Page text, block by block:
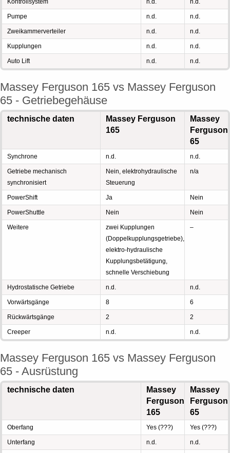
Kontrollsystem n.d. n.d.
Pumpe n.d. n.d.
Zweikammerverteiler n.d. n.d.
Kupplungen n.d. n.d.
Auto Lift n.d. n.d.
Massey Ferguson 165 vs Massey Ferguson
65 - Getriebegehäuse
technische daten
Massey Ferguson
165
Massey
Ferguson
65
Synchrone n.d. n.d.
Getriebe mechanisch
synchronisiert
Nein, elektrohydraulische
Steuerung
n/a
PowerShift Ja Nein
PowerShuttle Nein Nein
Weitere
zwei Kupplungen
(Doppelkupplungsgetriebe),
elektro-hydraulische
Kupplungsbetätigung,
schnelle Verschiebung
–
Hydrostatische Getriebe n.d. n.d.
Vorwärtsgänge 8 6
Rückwärtsgänge 2 2
Creeper n.d. n.d.
Massey Ferguson 165 vs Massey Ferguson
65 - Ausrüstung
technische daten
Massey
Ferguson
165
Massey
Ferguson
65
Oberfang Yes (???) Yes (???)
Unterfang n.d. n.d.